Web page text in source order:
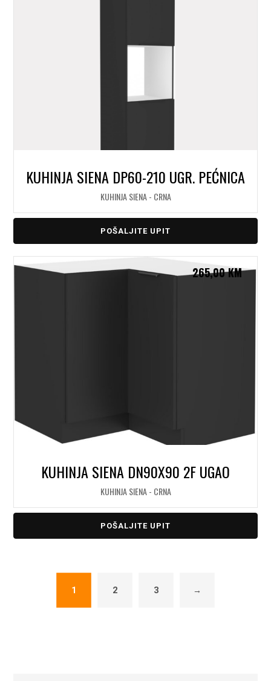
KUHINJA SIENA DP60-210 UGR. PEĆNICA
KUHINJA SIENA - CRNA
POŠALJITE UPIT
KUHINJA SIENA DN90X90 2F UGAO
KUHINJA SIENA - CRNA
265,00KM
POŠALJITE UPIT
1 2 3 →